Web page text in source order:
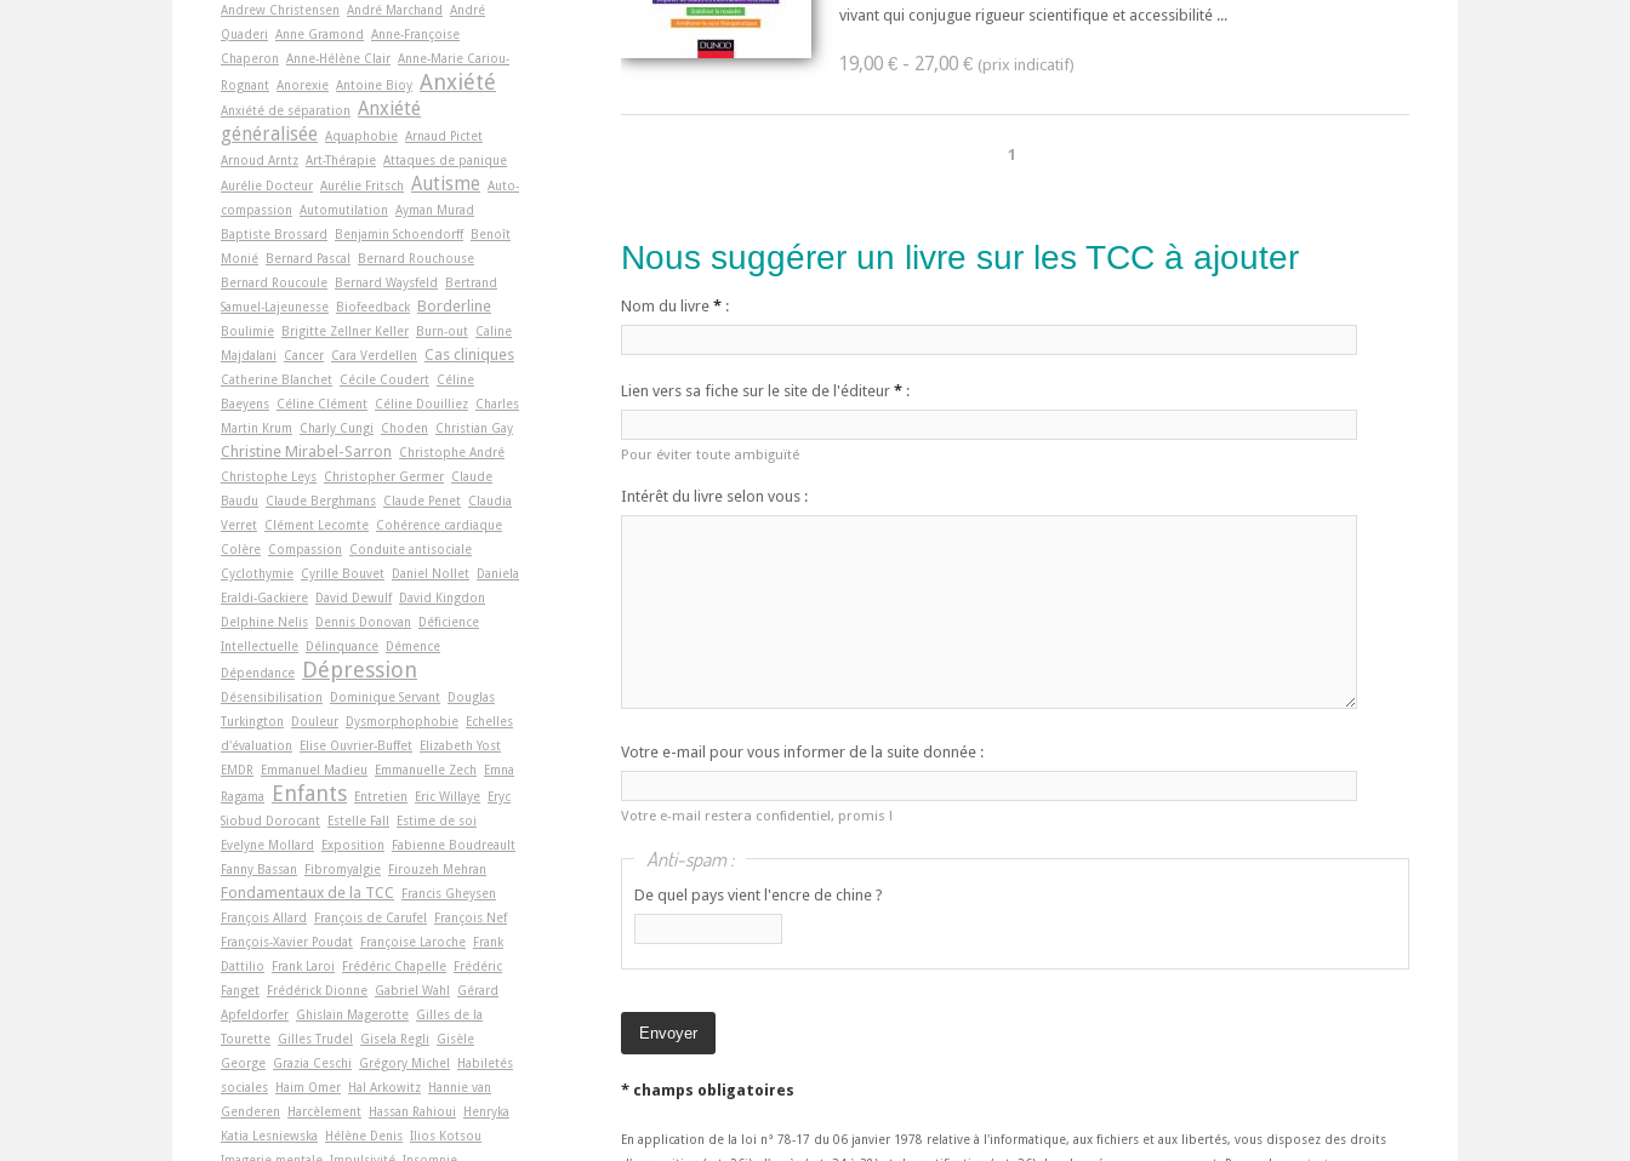
vivant qui conjugue rigueur scientifique et accessibilité ...
19,00 € - 27,00 €
1
Nous suggérer un livre sur les TCC à ajouter
Nom du livre * :
Lien vers sa fiche sur le site de l'éditeur * :
Pour éviter toute ambiguïté
Intérêt du livre selon vous :
Votre e-mail pour vous informer de la suite donnée :
Votre e-mail restera confidentiel, promis !
Anti-spam :
De quel pays vient l'encre de chine ?
* champs obligatoires
En application de la loi n° 78-17 du 06 janvier 1978 relative à l'informatique, aux fichiers et aux libertés, vous disposez des droits
Andrew Christensen André Marchand André
Quaderi Anne Gramond Anne-Françoise
Chaperon Anne-Hélène Clair Anne-Marie Cariou-
Rognant Anorexie Antoine Bioy Anxiété
Anxiété de séparation Anxiété
généralisée Aquaphobie Arnaud Pictet
Arnoud Arntz Art-Thérapie Attaques de panique
Aurélie Docteur Aurélie Fritsch Autisme Auto-
compassion Automutilation Ayman Murad
Baptiste Brossard
Benjamin Schoendorff Benoît
Monié Bernard Pascal
Bernard Rouchouse
Bernard Roucoule Bernard Waysfeld
Bertrand
Samuel-Lajeunesse Biofeedback Borderline
Boulimie Brigitte Zellner Keller Burn-out Caline
Majdalani
Cancer Cara Verdellen Cas cliniques
Catherine Blanchet Cécile Coudert Céline
Baeyens Céline Clément Céline Douilliez Charles
Martin Krum
Charly Cungi Choden Christian Gay
Christine Mirabel-Sarron
Christophe André
Christophe Leys Christopher Germer Claude
Baudu
Claude Berghmans Claude Penet Claudia
Verret Clément Lecomte Cohérence cardiaque
Colère Compassion
Conduite antisociale
Cyclothymie Cyrille Bouvet Daniel Nollet Daniela
Eraldi-Gackiere David Dewulf David Kingdon
Delphine Nelis Dennis Donovan
Déficience
Intellectuelle Délinquance Démence
Dépendance
Dépression
Désensibilisation Dominique Servant Douglas
Turkington
Douleur Dysmorphophobie Echelles
d'évaluation
Elise Ouvrier-Buffet Elizabeth Yost
EMDR
Emmanuel Madieu Emmanuelle Zech
Emna
Ragama
Enfants Entretien Eric Willaye Eryc
Siobud Dorocant Estelle Fall
Estime de soi
Evelyne Mollard
Exposition
Fabienne Boudreault
Fanny Bassan
Fibromyalgie Firouzeh Mehran
Fondamentaux de la TCC
Francis Gheysen
François Allard
François de Carufel
François Nef
François-Xavier Poudat Françoise Laroche Frank
Dattilio
Frank Laroi Frédéric Chapelle Frédéric
Fanget Frédérick Dionne Gabriel Wahl
Gérard
Apfeldorfer Ghislain Magerotte Gilles de la
Tourette Gilles Trudel Gisela Regli
Gisèle
George Grazia Ceschi Grégory Michel
Habiletés
sociales Haim Omer Hal Arkowitz Hannie van
Genderen
Harcèlement Hassan Rahioui
Henryka
Katia Lesniewska
Hélène Denis Ilios Kotsou